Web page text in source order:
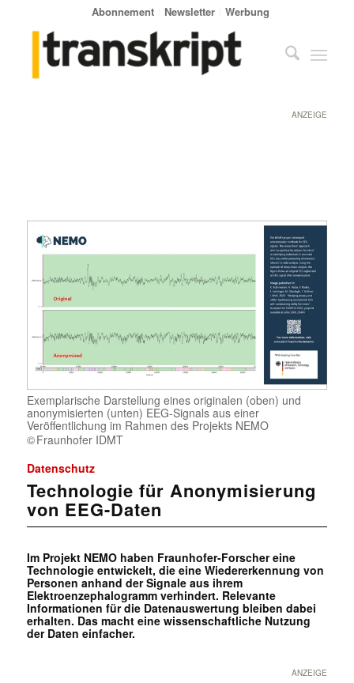
Abonnement Newsletter Werbung
ANZEIGE
Exemplarische Darstellung eines originalen (oben) und
anonymisierten (unten) EEG-Signals aus einer
Veröffentlichung im Rahmen des Projekts NEMO
Fraunhofer IDMT
Datenschutz
Technologie für Anonymisierung
von EEG-Daten
Im Projekt NEMO haben Fraunhofer-Forscher eine
Technologie entwickelt, die eine Wiedererkennung von
Personen anhand der Signale aus ihrem
Elektroenzephalogramm verhindert. Relevante
Informationen für die Datenauswertung bleiben dabei
erhalten. Das macht eine wissenschaftliche Nutzung
der Daten einfacher.
ANZEIGE